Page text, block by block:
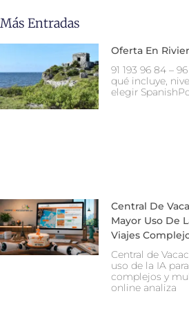
Más Entradas
Oferta En
91 193 96 84 –
qué incluye,
elegir
Central De
Mayor Uso De
Viajes
Central de
uso de la IA
complejos y
online analiza